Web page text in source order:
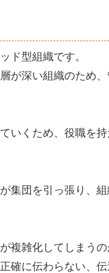
ド型組織です。
が深い組織のため
いくため、役職を
集団を引っ張り、
複雑化してしまうの
確に伝わらない、